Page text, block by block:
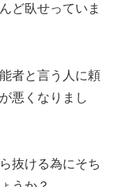
ど臥せっていま
者と言う人に頼
悪くなりまし
抜ける為にそち